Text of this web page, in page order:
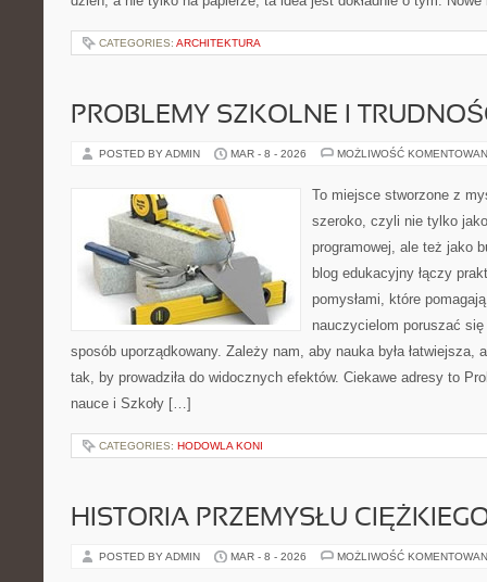
CATEGORIES: ARCHITEKTURA
PROBLEMY SZKOLNE I
POSTED BY ADMIN MAR - 8 - 2026 MOŻLIWOŚĆ
To miejsce stworzone z
szeroko, czyli nie tylko
programowej, ale też jako
blog edukacyjny łączy
pomysłami, które
nauczycielom poruszać
sposób uporządkowany. Zależy nam, aby nauka była łatwiejsza,
tak, by prowadziła do widocznych efektów. Ciekawe adresy to
nauce i Szkoły […]
CATEGORIES: HODOWLA KONI
HISTORIA PRZEMYSŁU
POSTED BY ADMIN MAR - 8 - 2026 MOŻLIWOŚĆ